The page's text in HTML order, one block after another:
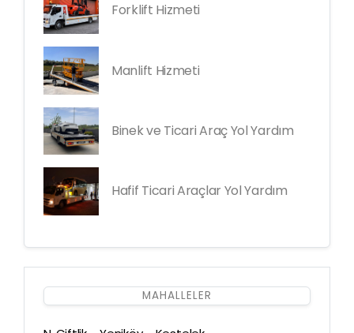
Forklift Hizmeti
Manlift Hizmeti
Binek ve Ticari Araç Yol Yardım
Hafif Ticari Araçlar Yol Yardım
MAHALLELER